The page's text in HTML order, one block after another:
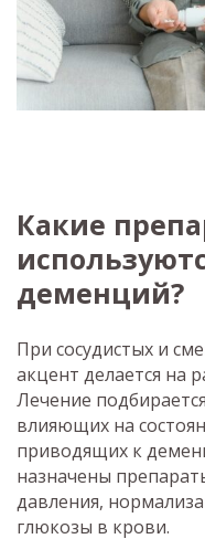
Какие
деменций?
При сосудистых и
акцент делается на
Лечение
влияющих на
приводящих к
назначены
давления,
глюкозы в крови.